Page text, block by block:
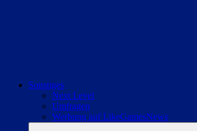
Sonstiges
Next Level
Umfragen
Werbung auf LikeGamesNews